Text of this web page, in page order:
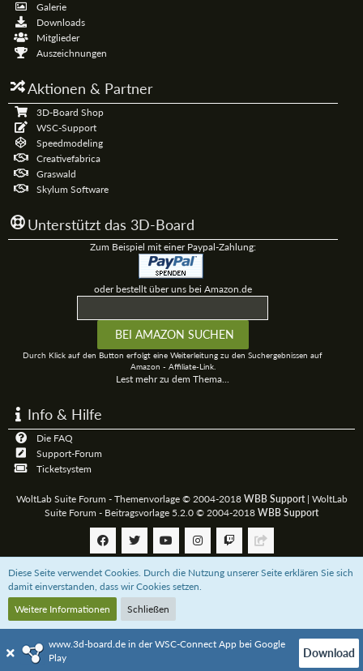
Galerie
Downloads
Mitglieder
Auszeichnungen
Aktionen & Partner
3D-Board Shop
WSC-Support
Speedmodeling
Creativefabrica
Graswald
Skylum Software
Unterstützt das 3D-Board
Zum Beispiel mit einer Paypal-Zahlung:
oder bestellt über uns bei Amazon.de
Durch Klick auf den Button erfolgt eine Weiterleitung zu den Suchergebnissen auf
Amazon - Affiliate-Link.
Lest mehr zu dem Thema...
Info & Hilfe
Die FAQ
Support-Forum
Ticketsystem
WoltLab Suite Forum - Themenvorlage © 2004-2018 WBB Support| WoltLab
Suite Forum - Beitragsvorlage 5.2.0 © 2004-2018 WBB Support
Community-Software:WoltLab Suite™
Unterstützt das 3D-Board mit einerPaypal-Zahlung oder bestellt über uns bei
Amazon.dewww.3d-board.de in der WSC-Connect App bei Google
Play
Download
Diese Seite verwendet Cookies. Durch die Nutzung unserer Seite erklären Sie sich
damit einverstanden, dass wir Cookies setzen.
Weitere Informationen
Schließen